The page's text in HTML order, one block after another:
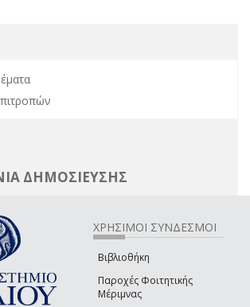
Θέματα filter
επιτροπών filter
ΔΗΜΟΣΙΕΥΣΗΣ
ΧΡΗΣΙΜΟΙ ΣΥΝΔΕΣΜΟΙ
Βιβλιοθήκη
Παροχές Φοιτητικής
Μέριμνας